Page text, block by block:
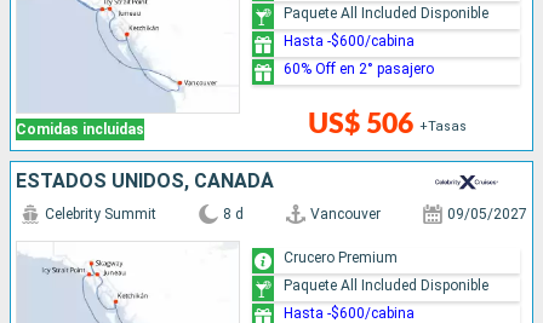
Comidas incluidas US$ 506 +Tasas
Paquete All Included Disponible
Hasta -$600/cabina
60% Off en 2° pasajero
ESTADOS UNIDOS, CANADÁ
Celebrity Summit 8 d Vancouver 09/05/2027
Crucero Premium
Paquete All Included Disponible
Hasta -$600/cabina